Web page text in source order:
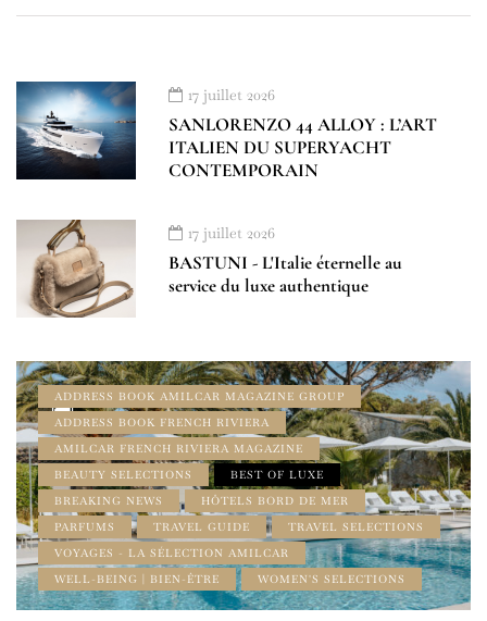
17 juillet 2026
SANLORENZO 44 ALLOY : L’ART
ITALIEN DU SUPERYACHT
CONTEMPORAIN
17 juillet 2026
BASTUNI - L'Italie éternelle au
service du luxe authentique
ADDRESS BOOK AMILCAR MAGAZINE GROUP
ADDRESS BOOK FRENCH RIVIERA
AMILCAR FRENCH RIVIERA MAGAZINE
BEAUTY SELECTIONS
BEST OF LUXE
BREAKING NEWS
HÔTELS BORD DE MER
PARFUMS
TRAVEL GUIDE
TRAVEL SELECTIONS
VOYAGES - LA SÉLECTION AMILCAR
WELL-BEING | BIEN-ÊTRE
WOMEN'S SELECTIONS